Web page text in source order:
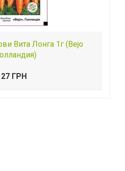
Вита Лонга 1г (Bejo
27 ГРН